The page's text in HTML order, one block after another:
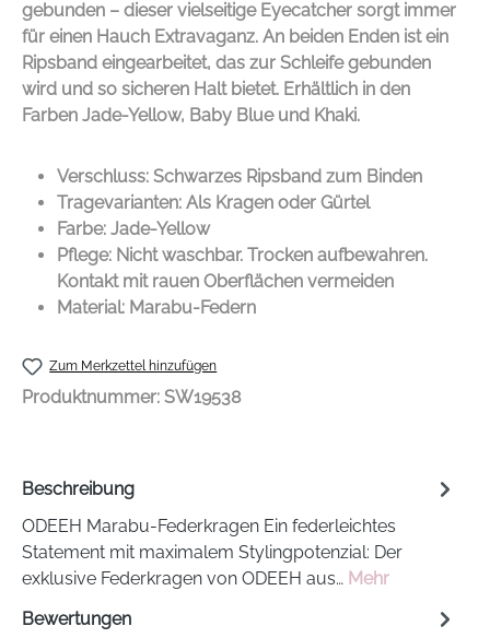
gebunden – dieser vielseitige Eyecatcher sorgt immer
für einen Hauch Extravaganz. An beiden Enden ist ein
Ripsband eingearbeitet, das zur Schleife gebunden
wird und so sicheren Halt bietet. Erhältlich in den
Farben Jade-Yellow, Baby Blue und Khaki.
Verschluss: Schwarzes Ripsband zum Binden
Tragevarianten: Als Kragen oder Gürtel
Farbe: Jade-Yellow
Pflege: Nicht waschbar. Trocken aufbewahren.
Kontakt mit rauen Oberflächen vermeiden
Material: Marabu-Federn
Zum Merkzettel hinzufügen
Produktnummer: SW19538
Beschreibung
ODEEH Marabu-Federkragen Ein federleichtes
Statement mit maximalem Stylingpotenzial: Der
exklusive Federkragen von ODEEH aus… Mehr
Bewertungen